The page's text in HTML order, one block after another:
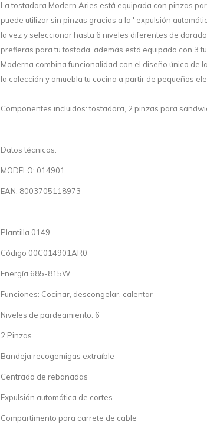
La tostadora Modern Aries está equipada con pinzas
puede utilizar sin pinzas gracias a la ' expulsión
la vez y seleccionar hasta 6 niveles diferentes de
prefieras para tu tostada, además está equipado con 3
Moderna combina funcionalidad con el diseño único de
la colección y amuebla tu cocina a partir de pequeños
Componentes incluidos: tostadora, 2 pinzas para
Datos técnicos:
MODELO: 014901
EAN: 8003705118973
Plantilla 0149
Código 00C014901AR0
Energía 685-815W
Funciones: Cocinar, descongelar, calentar
Niveles de pardeamiento: 6
2 Pinzas
Bandeja recogemigas extraíble
Centrado de rebanadas
Expulsión automática de cortes
Compartimento para carrete de cable